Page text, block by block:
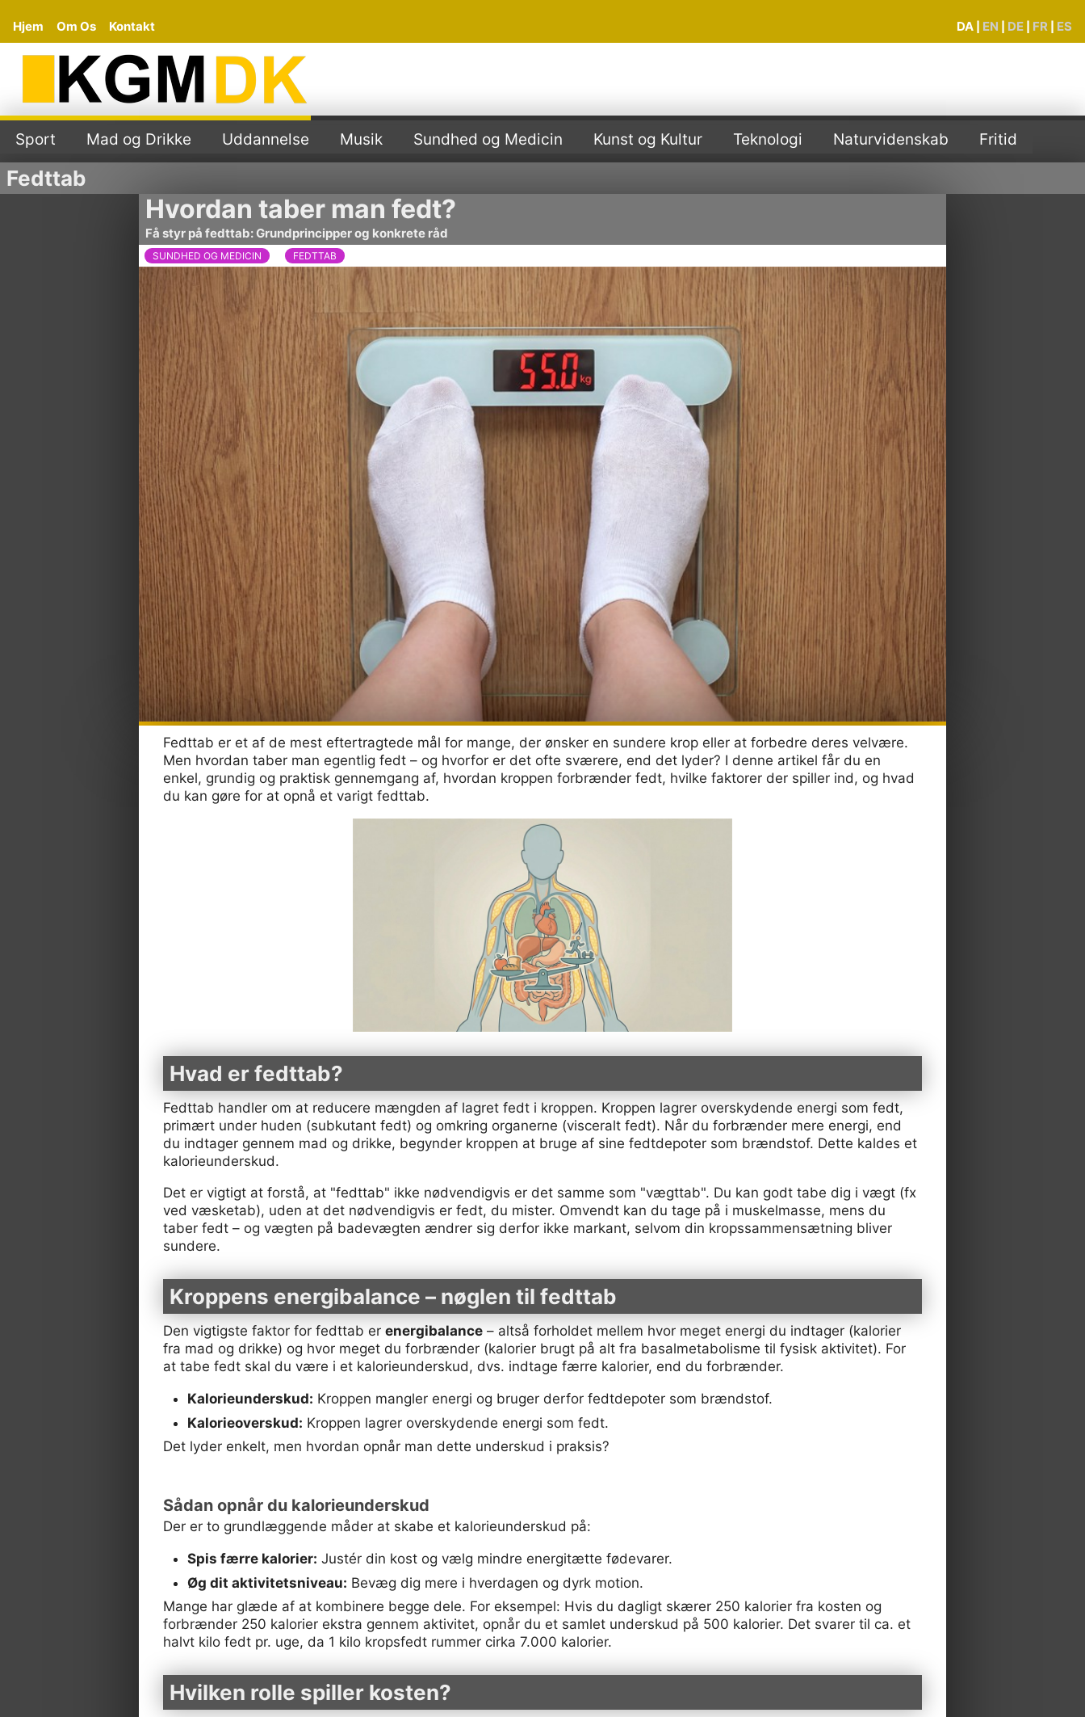
Hjem Om Os Kontakt DA EN DE FR ES
Sport Mad og Drikke Uddannelse Musik Sundhed og Medicin Kunst og Kultur Teknologi Naturvidenskab Fritid
Fedttab
Hvordan taber man fedt?
Få styr på fedttab: Grundprincipper og konkrete råd
SUNDHED OG MEDICIN FEDTTAB
Fedttab er et af de mest eftertragtede mål for mange, der ønsker en sundere krop eller at forbedre deres velvære.
Men hvordan taber man egentlig fedt – og hvorfor er det ofte sværere, end det lyder? I denne artikel får du en
enkel, grundig og praktisk gennemgang af, hvordan kroppen forbrænder fedt, hvilke faktorer der spiller ind, og hvad
du kan gøre for at opnå et varigt fedttab.
Hvad er fedttab?
Fedttab handler om at reducere mængden af lagret fedt i kroppen. Kroppen lagrer overskydende energi som fedt,
primært under huden (subkutant fedt) og omkring organerne (visceralt fedt). Når du forbrænder mere energi, end
du indtager gennem mad og drikke, begynder kroppen at bruge af sine fedtdepoter som brændstof. Dette kaldes et
kalorieunderskud.
Det er vigtigt at forstå, at "fedttab" ikke nødvendigvis er det samme som "vægttab". Du kan godt tabe dig i vægt (fx
ved væsketab), uden at det nødvendigvis er fedt, du mister. Omvendt kan du tage på i muskelmasse, mens du
taber fedt – og vægten på badevægten ændrer sig derfor ikke markant, selvom din kropssammensætning bliver
sundere.
Kroppens energibalance – nøglen til fedttab
Den vigtigste faktor for fedttab er energibalance – altså forholdet mellem hvor meget energi du indtager (kalorier
fra mad og drikke) og hvor meget du forbrænder (kalorier brugt på alt fra basalmetabolisme til fysisk aktivitet). For
at tabe fedt skal du være i et kalorieunderskud, dvs. indtage færre kalorier, end du forbrænder.
Kalorieunderskud: Kroppen mangler energi og bruger derfor fedtdepoter som brændstof.
Kalorieoverskud: Kroppen lagrer overskydende energi som fedt.
Det lyder enkelt, men hvordan opnår man dette underskud i praksis?
Sådan opnår du kalorieunderskud
Der er to grundlæggende måder at skabe et kalorieunderskud på:
Spis færre kalorier: Justér din kost og vælg mindre energitætte fødevarer.
Øg dit aktivitetsniveau: Bevæg dig mere i hverdagen og dyrk motion.
Mange har glæde af at kombinere begge dele. For eksempel: Hvis du dagligt skærer 250 kalorier fra kosten og
forbrænder 250 kalorier ekstra gennem aktivitet, opnår du et samlet underskud på 500 kalorier. Det svarer til ca. et
halvt kilo fedt pr. uge, da 1 kilo kropsfedt rummer cirka 7.000 kalorier.
Hvilken rolle spiller kosten?